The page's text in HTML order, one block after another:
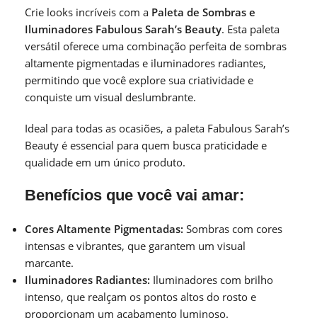
Crie looks incríveis com a Paleta de Sombras e
Iluminadores Fabulous Sarah’s Beauty. Esta paleta
versátil oferece uma combinação perfeita de sombras
altamente pigmentadas e iluminadores radiantes,
permitindo que você explore sua criatividade e
conquiste um visual deslumbrante.
Ideal para todas as ocasiões, a paleta Fabulous Sarah’s
Beauty é essencial para quem busca praticidade e
qualidade em um único produto.
Benefícios que você vai amar:
Cores Altamente Pigmentadas: Sombras com cores
intensas e vibrantes, que garantem um visual
marcante.
Iluminadores Radiantes: Iluminadores com brilho
intenso, que realçam os pontos altos do rosto e
proporcionam um acabamento luminoso.